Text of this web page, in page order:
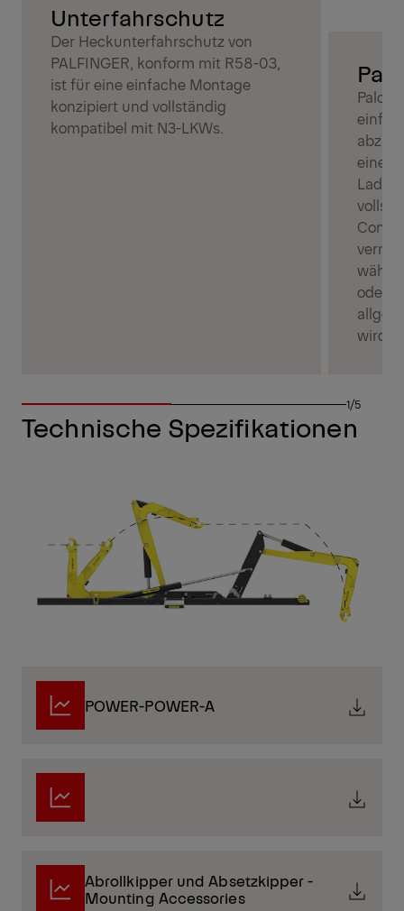
Unterfahrschutz
Der Heckunterfahrschutz von
PALFINGER, konform mit R58-03,
ist für eine einfache Montage
konzipiert und vollständig
kompatibel mit N3-LKWs.
eine
oder
wird.
1/5
Technische Spezifikationen
POWER-POWER-A
Abrollkipper und Absetzkipper -
Mounting Accessories